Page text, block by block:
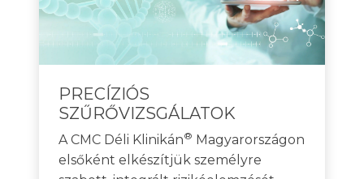
PRECÍZIÓS
SZŰRŐVIZSGÁLATOK
A CMC Déli Klinikán® Magyarországon
elsőként elkészítjük személyre